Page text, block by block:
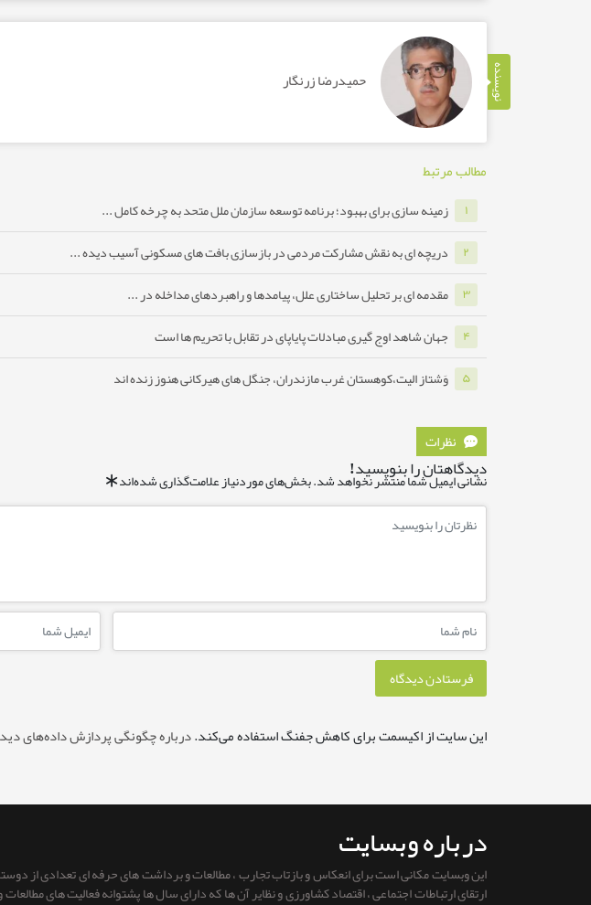
نویسنده حمیدرضا زرنگار
مطالب مرتبط
۱ زمینه سازی برای بهبود؛ برنامه توسعه سازمان ملل متحد به چرخه کامل ...
۲ دریچه ای به نقش مشارکت مردمی در بازسازی بافت های مسکونی آسیب دیده ...
۳ مقدمه ای بر تحلیل ساختاری علل، پیامدها و راهبردهای مداخله در ...
۴ جهان شاهد اوج گیری مبادلات پایاپای در تقابل با تحریم ها است
۵ وَشتاز الیت،کوهستان غرب مازندران، جنگل های هیرکانی هنوز زنده اند
نظرات
دیدگاهتان را بنویسید!
نشانی ایمیل شما منتشر نخواهد شد. بخش‌های موردنیاز علامت‌گذاری شده‌اند*
این سایت از اکیسمت برای کاهش جفنگ استفاده می‌کند. درباره چگونگی پردازش داده‌های
درباره وبسایت
این وبسایت مکانی است برای انعکاس و بازتاب تجارب ، مطالعات و برداشت های حرفه ای تعدادی از
ارتقای ارتباطات اجتماعی ، اقتصاد کشاورزی و نظایر آن ها که دارای سال ها پشتوانه فعالیت های